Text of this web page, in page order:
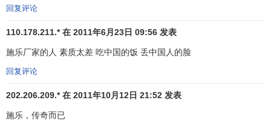
对其他公司开放。 1970年，施乐公司建立了帕洛阿图研究中
是构造出未来的办公室，并建立施乐的领导地位。该中心的
科学家接收了这个挑战：他们开发出了图形用户界面
(graphicuser interface)、客户机/服务器结构和以太网络，从
命性地改变了文件打印的方式，并为施乐公司创造出一个数
十亿美元的激光打印业务。
回复评论
110.178.211.* 在 2011年6月23日 09:56 发表
施乐厂家的人 素质太差 吃中国的饭 丢中国人的脸
回复评论
202.206.209.* 在 2011年10月12日 21:52 发表
施乐，传奇而已